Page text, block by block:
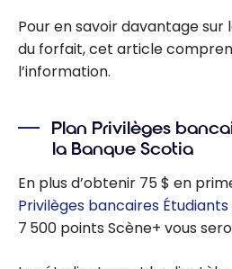
Pour en savoir davantage
du forfait, cet article
l’information.
Plan Privilèges
la Banque Scotia
En plus d’obtenir 75 $ en
Privilèges bancaires
7 500 points Scène+ vous